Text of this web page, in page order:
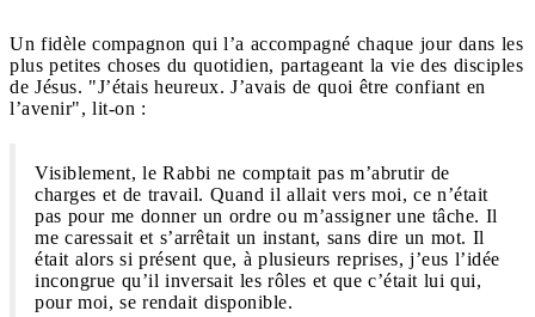
Un fidèle compagnon qui l’a accompagné chaque jour dans les
plus petites choses du quotidien, partageant la vie des disciples
de Jésus. "J’étais heureux. J’avais de quoi être confiant en
l’avenir", lit-on :
Visiblement, le Rabbi ne comptait pas m’abrutir de
charges et de travail. Quand il allait vers moi, ce n’était
pas pour me donner un ordre ou m’assigner une tâche. Il
me caressait et s’arrêtait un instant, sans dire un mot. Il
était alors si présent que, à plusieurs reprises, j’eus l’idée
incongrue qu’il inversait les rôles et que c’était lui qui,
pour moi, se rendait disponible.